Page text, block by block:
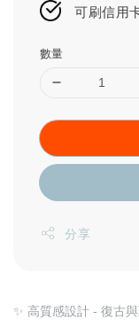
可刷信用
數量
分享
✨ 高質感設計 - 復古